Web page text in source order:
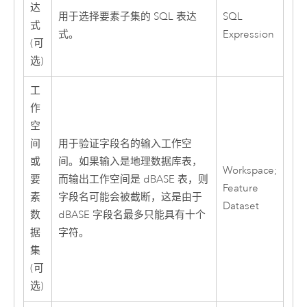
达
式
(可
选)
用于选择要素子集的 SQL 表达
式。
SQL
Expression
工
作
空
间
或
要
素
数
据
集
(可
选)
用于验证字段名的输入工作空
间。如果输入是地理数据库表，
而输出工作空间是 dBASE 表，则
字段名可能会被截断，这是由于
dBASE 字段名最多只能具有十个
字符。
Workspace;
Feature
Dataset